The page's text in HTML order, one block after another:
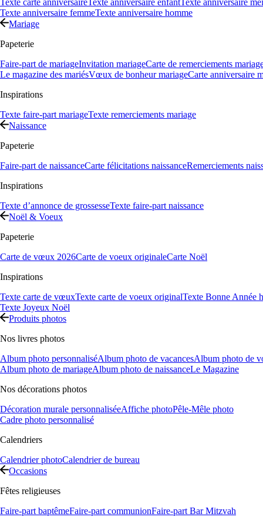
Texte carte anniversaireTexte anniversaire enfantTexte anniversaire
Texte anniversaire femmeTexte anniversaire homme
Mariage
Papeterie
Faire-part de mariageInvitation mariageCarte de remerciements
Le magazine des mariésVœux de bonheur mariageCarte anniversaire
Inspirations
Texte faire-part mariageTexte remerciements mariage
Naissance
Papeterie
Faire-part de naissanceCarte félicitations naissanceRemerciements
Inspirations
Texte d’annonce de grossesseTexte faire-part naissance
Noël & Voeux
Papeterie
Carte de vœux 2026Carte de voeux originaleCarte Noël
Inspirations
Texte carte de vœuxTexte carte de voeux originalTexte Bonne Année
Texte Joyeux Noël
Produits photos
Nos livres photos
Album photo personnaliséAlbum photo de vacancesAlbum photo de
Album photo de mariageAlbum photo de naissanceLe Magazine
Nos décorations photos
Décoration murale personnaliséeAffiche photoPêle-Mêle photo
Cadre photo personnalisé
Calendriers
Calendrier photoCalendrier de bureau
Occasions
Fêtes religieuses
Faire-part baptêmeFaire-part communionFaire-part Bar Mitzvah